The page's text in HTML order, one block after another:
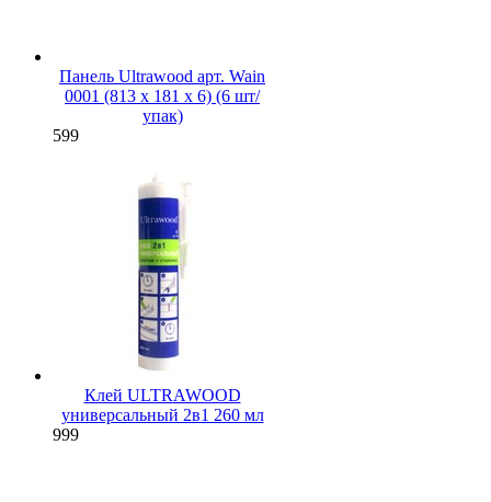
Панель Ultrawood арт. Wain
0001 (813 х 181 х 6) (6 шт/
упак)
599
Клей ULTRAWOOD
универсальный 2в1 260 мл
999